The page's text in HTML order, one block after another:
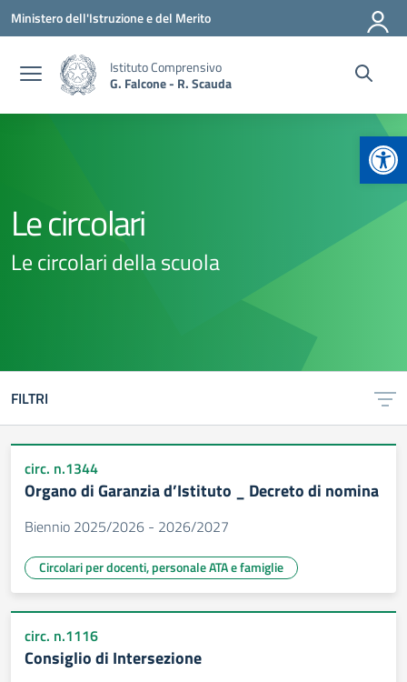
Vai ai contenuti
Vai al menu di navigazione
Vai al footer
Ministero dell'Istruzione e del Merito
Istituto Comprensivo
G. Falcone - R. Scauda
Le circolari
Le circolari della scuola
FILTRI
circ. n.1344
Organo di Garanzia d’Istituto _ Decreto di nomina
Biennio 2025/2026 - 2026/2027
Circolari per docenti, personale ATA e famiglie
circ. n.1116
Consiglio di Intersezione